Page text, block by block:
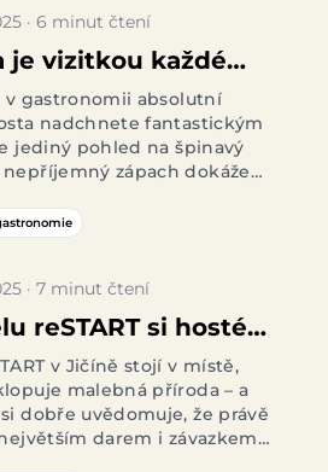
· 6 minut čtení
je vizitkou každé
Jak
gastroodpad
zbytků a
v gastronomii absolutní
nadchnete fantastickým
jediný pohled na špinavý
zápach dokáže
s odpadem a udržování
součástí každého
gastroodpadu bývá občas
· 7 minut čtení
reSTART si hosté
s čistým
Těmito 6
šetří přírodu
v Jičíně stojí v místě,
malebná příroda – a
dobře uvědomuje, že právě
darem i závazkem